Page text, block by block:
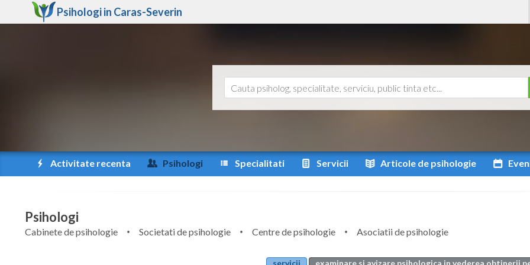
Psihologi in Caras-Severin
Activitate recenta Psihologi Specialitati Servicii Articole de psihologie
Psihologi
Cabinete de psihologie Societati de psihologie Centre de psihologie
Asociatii de psihologie
servicii
examinare si avizare psihologica in vederea obtinerii